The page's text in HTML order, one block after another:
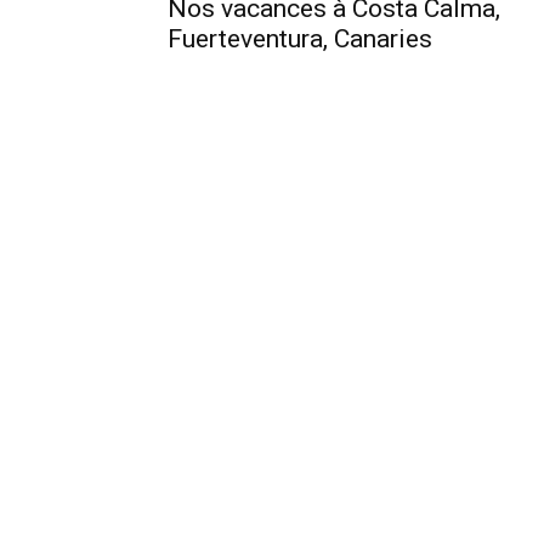
Nos vacances à Costa Calma,
Fuerteventura, Canaries